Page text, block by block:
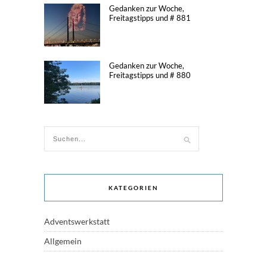
Gedanken zur Woche,
Freitagstipps und # 881
Gedanken zur Woche,
Freitagstipps und # 880
KATEGORIEN
Adventswerkstatt
Allgemein